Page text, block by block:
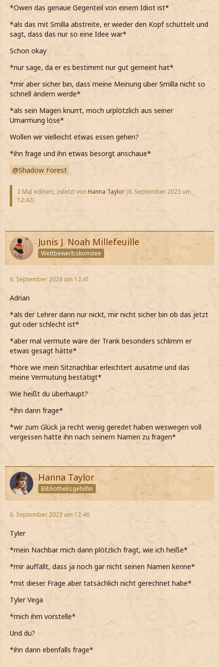
*Owen das genaue Gegenteil von einem Idiot ist*
*als das mit Smilla abstreite, er wieder den Kopf schüttelt und
sagt, dass das nur so eine Idee war*
Schon okay
*nur sage, da er es bestimmt nur gut gemeint hat*
*mir aber sicher bin, dass meine Meinung über Smilla nicht so
schnell ändern werde*
*als sein Magen knurrt, moch urplötzlich aus seiner
Umarmung löse*
Wollen wir vielleicht etwas essen gehen?
*ihn frage und ihn etwas besorgt anschaue*
Shadow Forest
2 Mal editiert, zuletzt von Hanna Taylor (6. September 2023 um
12:42)
Junis J. Noah Millefeuille
Wettbewerbskomitee
6. September 2023 um 12:41
Adrian
*als der Lehrer dann nur nickt, mir nicht sicher bin ob das jetzt
gut oder schlecht ist*
*aber mal vermute wäre der Trank besonders schlimm er
etwas gesagt hätte*
*höre wie mein Sitznachbar erleichtert ausatme und das
meine Vermutung bestätigt*
Wie heißt du überhaupt?
*ihn dann frage*
*wir zum Glück ja recht wenig geredet haben weswegen voll
vergessen hatte ihn nach seinem Namen zu fragen*
Hanna Taylor
Bibliotheksgehilfin
6. September 2023 um 12:46
Tyler
*mein Nachbar mich dann plötzlich fragt, wie ich heiße*
*mir auffällt, dass ja noch gar nicht seinen Namen kenne*
*mit dieser Frage aber tatsächlich nicht gerechnet habe*
Tyler Vega
*mich ihm vorstelle*
Und du?
*ihn dann ebenfalls frage*